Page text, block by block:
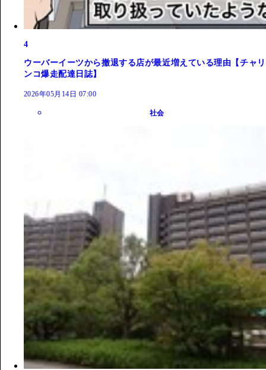
4
ウーバーイーツから撤退する店が最近増えている理由【チャリ
ンコ爆走配達日誌】
2026年05月14日 07:00
社会